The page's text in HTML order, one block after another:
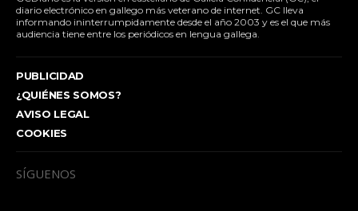
diario electrónico en gallego más veterano de internet. GC lleva
informando ininterrumpidamente desde el año 2003 y es el que más
audiencia tiene entre los periódicos en lengua gallega.
PUBLICIDAD
¿QUIÉNES SOMOS?
AVISO LEGAL
COOKIES
SÍGUENOS